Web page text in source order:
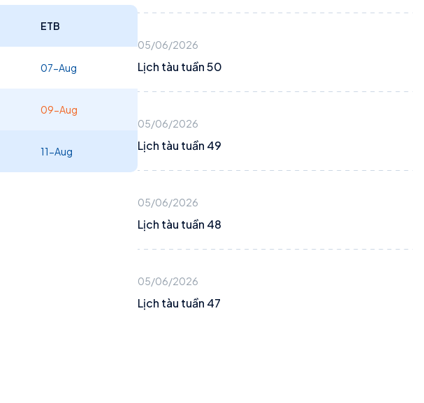
ETB
07-Aug
09-Aug
11-Aug
05/06/2026
Lịch tàu tuần 50
05/06/2026
Lịch tàu tuần 49
05/06/2026
Lịch tàu tuần 48
05/06/2026
Lịch tàu tuần 47